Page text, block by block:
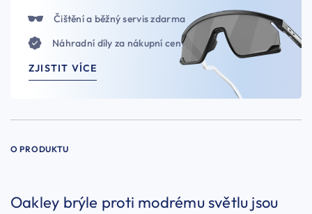
Čištění a běžný servis zdarma
Náhradní díly za nákupní ceny
ZJISTIT VÍCE
O PRODUKTU
Oakley brýle proti modrému světlu jsou